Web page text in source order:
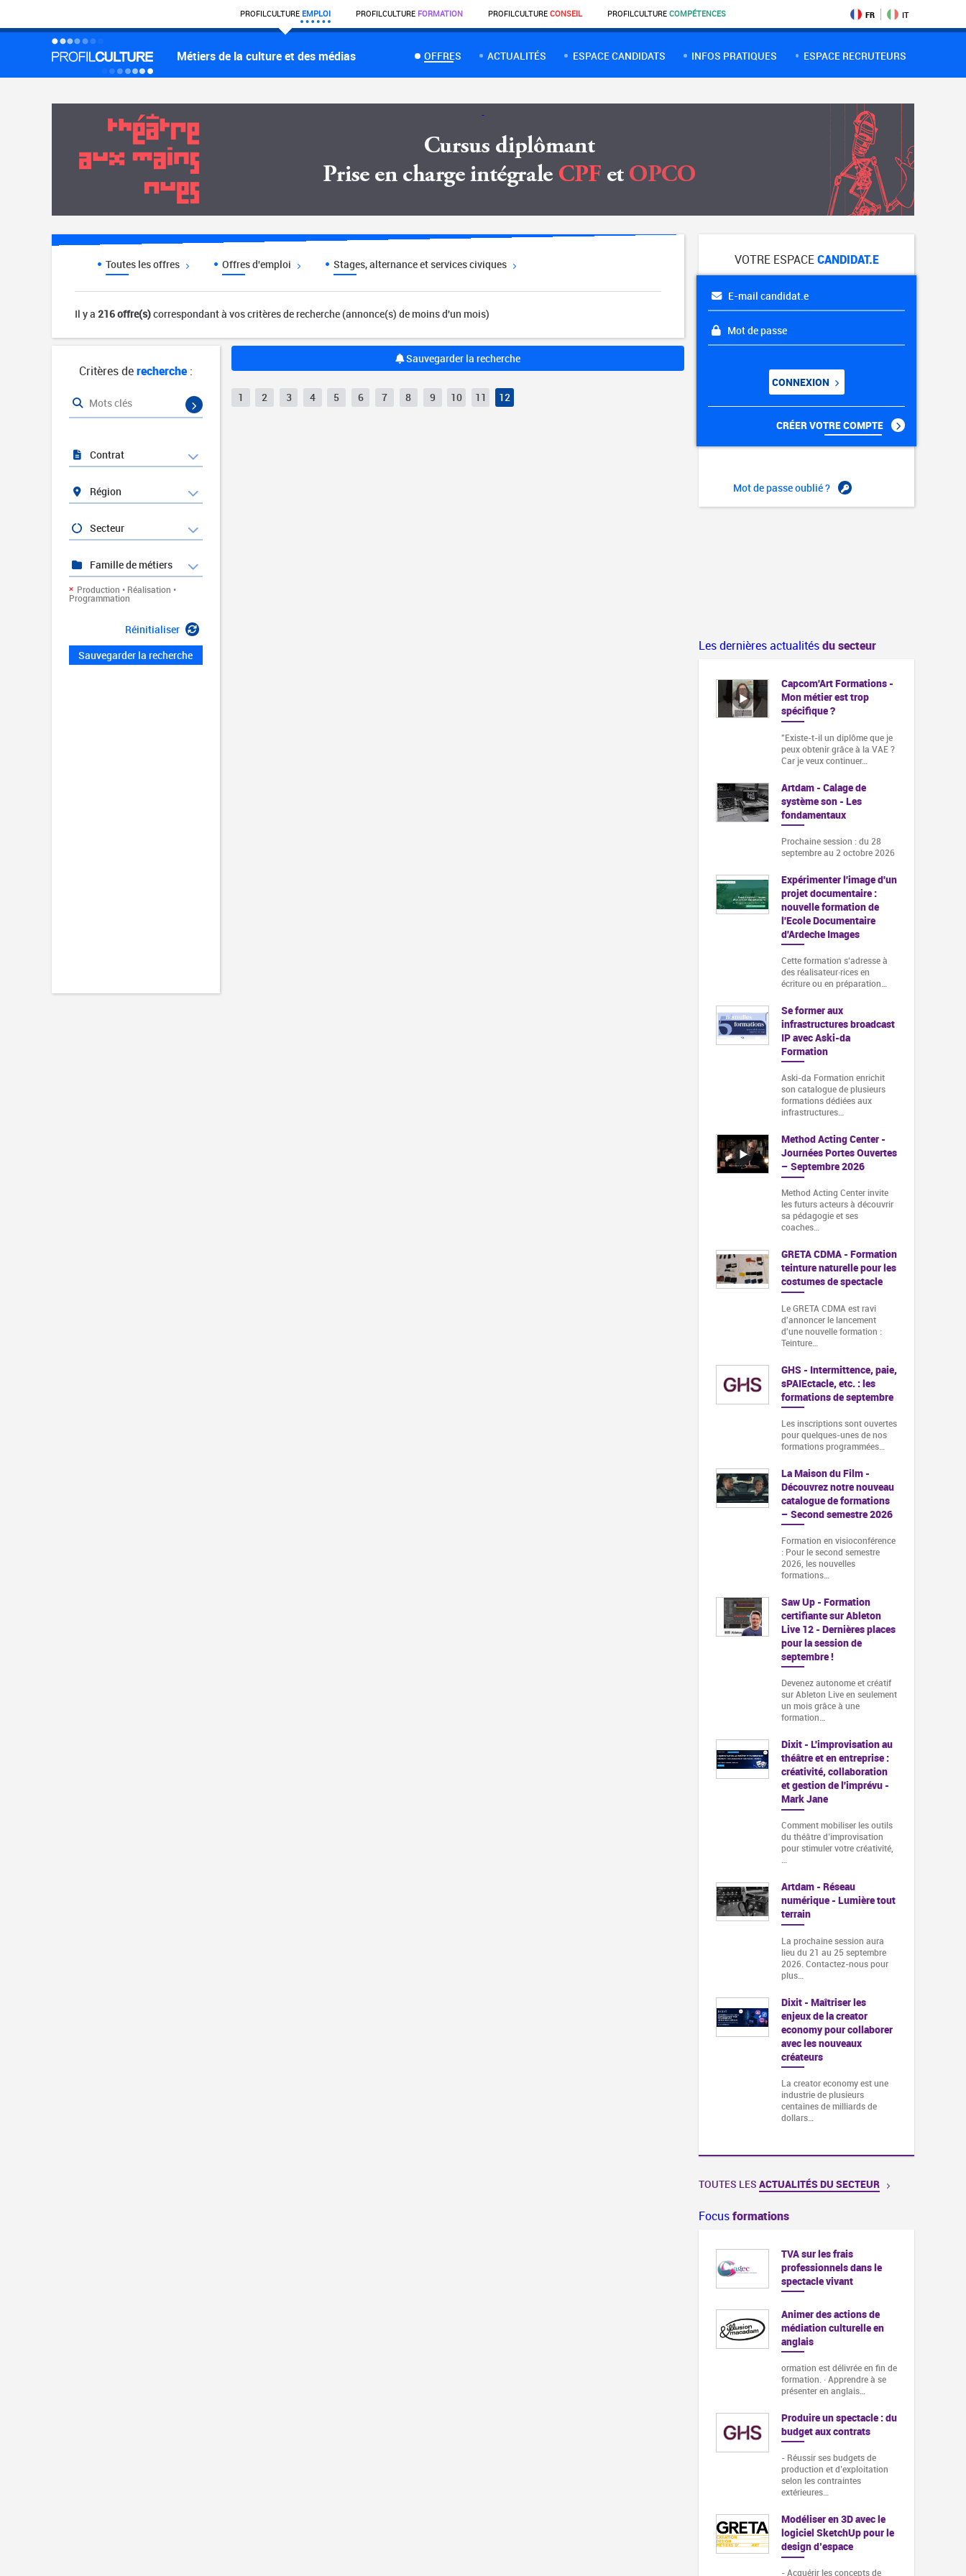
PROFILCULTURE EMPLOI PROFILCULTURE FORMATION PROFILCULTURE CONSEIL PROFILCULTURE COMPÉTENCES FR IT
Métiers de la culture et des médias OFFRES ACTUALITÉS ESPACE CANDIDATS INFOS PRATIQUES ESPACE RECRUTEURS
Toutes les offres Offres d'emploi Stages, alternance et services civiques
Il y a 216 offre(s)correspondant à vos critères de recherche (annonce(s) de moins d'un mois)
Sauvegarder la recherche
1 2 3 4 5 6 7 8 9 10 11 12
Critères derecherche:
Mots clés
Contrat
Région
Secteur
Famille de métiers
Production • Réalisation •
Programmation
Réinitialiser
Sauvegarder la recherche
VOTRE ESPACECANDIDAT.E
E-mail candidat.e
Mot de passe
CONNEXION
CRÉER VOTRE COMPTE
Mot de passe oublié ?
Les dernières actualitésdu secteur
Capcom'Art Formations -
Mon métier est trop
spécifique ?
"Existe-t-il un diplôme que je
peux obtenir grâce à la VAE ?
Car je veux continuer…
Artdam - Calage de
système son - Les
fondamentaux
Prochaine session : du 28
septembre au 2 octobre 2026
Expérimenter l'image d'un
projet documentaire :
nouvelle formation de
l'Ecole Documentaire
d'Ardeche Images
Cette formation s‘adresse à
des réalisateur·rices en
écriture ou en préparation…
Se former aux
infrastructures broadcast
IP avec Aski-da
Formation
Aski-da Formation enrichit
son catalogue de plusieurs
formations dédiées aux
infrastructures…
Method Acting Center -
Journées Portes Ouvertes
– Septembre 2026
Method Acting Center invite
les futurs acteurs à découvrir
sa pédagogie et ses
coaches…
GRETA CDMA - Formation
teinture naturelle pour les
costumes de spectacle
Le GRETA CDMA est ravi
d'annoncer le lancement
d'une nouvelle formation :
Teinture…
GHS - Intermittence, paie,
sPAIEctacle, etc. : les
formations de septembre
Les inscriptions sont ouvertes
pour quelques-unes de nos
formations programmées…
La Maison du Film -
Découvrez notre nouveau
catalogue de formations
– Second semestre 2026
Formation en visioconférence
: Pour le second semestre
2026, les nouvelles
formations…
Saw Up - Formation
certifiante sur Ableton
Live 12 - Dernières places
pour la session de
septembre !
Devenez autonome et créatif
sur Ableton Live en seulement
un mois grâce à une
formation…
Dixit - L'improvisation au
théâtre et en entreprise :
créativité, collaboration
et gestion de l'imprévu -
Mark Jane
Comment mobiliser les outils
du théâtre d’improvisation
pour stimuler votre créativité,
…
Artdam - Réseau
numérique - Lumière tout
terrain
La prochaine session aura
lieu du 21 au 25 septembre
2026. Contactez-nous pour
plus…
Dixit - Maîtriser les
enjeux de la creator
economy pour collaborer
avec les nouveaux
créateurs
La creator economy est une
industrie de plusieurs
centaines de milliards de
dollars…
TOUTES LES ACTUALITÉS DU SECTEUR
Focusformations
TVA sur les frais
professionnels dans le
spectacle vivant
Animer des actions de
médiation culturelle en
anglais
ormation est délivrée en fin de
formation. · Apprendre à se
présenter en anglais…
Produire un spectacle : du
budget aux contrats
- Réussir ses budgets de
production et d’exploitation
selon les contraintes
extérieures…
Modéliser en 3D avec le
logiciel SketchUp pour le
design d’espace
- Acquérir les concepts de